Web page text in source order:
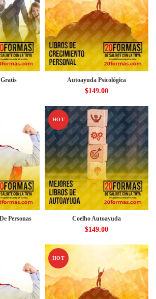
Autoayuda Psicológica
$149.00
Personas
HOT
Coelho Autoayuda
$149.00
HOT